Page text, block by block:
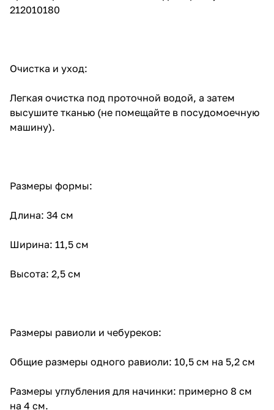
212010180
Очистка и уход:
Легкая очистка под проточной водой, а затем
высушите тканью (не помещайте в посудомоечную
машину).
Размеры формы:
Длина: 34 см
Ширина: 11,5 см
Высота: 2,5 см
Размеры равиоли и чебуреков:
Общие размеры одного равиоли: 10,5 см на 5,2 см
Размеры углубления для начинки: примерно 8 см
на 4 см.